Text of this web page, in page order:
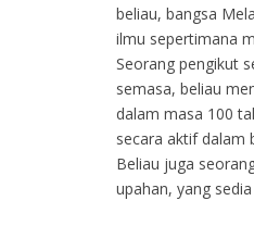
beliau, bangsa
ilmu sepertimana
Seorang pengikut
semasa, beliau
dalam masa 100
secara aktif dalam
Beliau juga
upahan, yang